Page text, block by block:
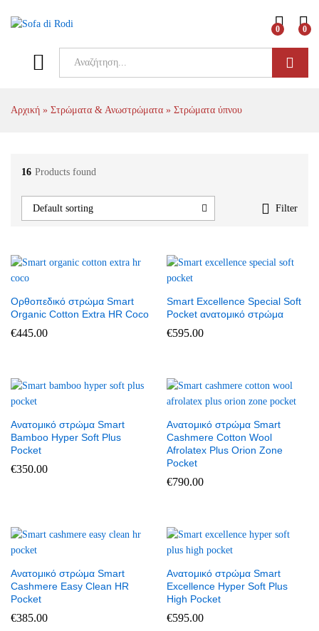
0 0
Αρχική » Στρώματα & Ανωστρώματα » Στρώματα ύπνου
16 Products found
Filter
Default sorting
Oρθοπεδικό στρώμα Smart
Organic Cotton Extra HR Coco
€445.00
Smart Excellence Special Soft
Pocket ανατομικό στρώμα
€595.00
Ανατομικό στρώμα Smart
Bamboo Hyper Soft Plus
Pocket
€350.00
Ανατομικό στρώμα Smart
Cashmere Cotton Wool
Afrolatex Plus Orion Zone
Pocket
€790.00
Ανατομικό στρώμα Smart
Cashmere Easy Clean HR
Pocket
€385.00
Ανατομικό στρώμα Smart
Excellence Hyper Soft Plus
High Pocket
€595.00